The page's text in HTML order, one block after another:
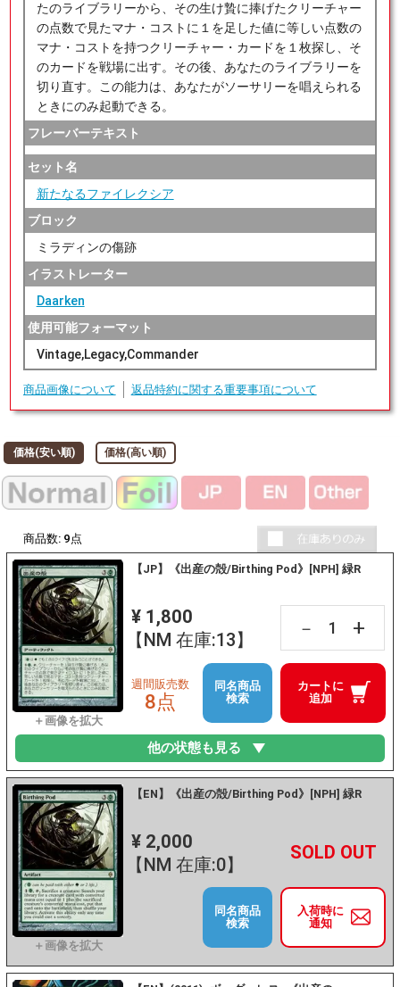
たのライブラリーから、その生け贄に捧げたクリーチャー
の点数で見たマナ・コストに１を足した値に等しい点数の
マナ・コストを持つクリーチャー・カードを１枚探し、そ
のカードを戦場に出す。その後、あなたのライブラリーを
切り直す。この能力は、あなたがソーサリーを唱えられる
ときにのみ起動できる。
フレーバーテキスト
セット名
新たなるファイレクシア
ブロック
ミラディンの傷跡
イラストレーター
Daarken
使用可能フォーマット
Vintage,Legacy,Commander
商品画像について 返品特約に関する重要事項について
価格(安い順) 価格(高い順)
商品数: 9 点
【JP】《出産の殻/Birthing Pod》[NPH] 緑R
¥ 1,800
【NM 在庫:13】
－ +
カートに
追加
週間販売数
8点
同名商品
検索
他の状態も見る
【EN】《出産の殻/Birthing Pod》[NPH] 緑R
¥ 2,000
【NM 在庫:0】
－ +
入荷時に
通知
同名商品
検索